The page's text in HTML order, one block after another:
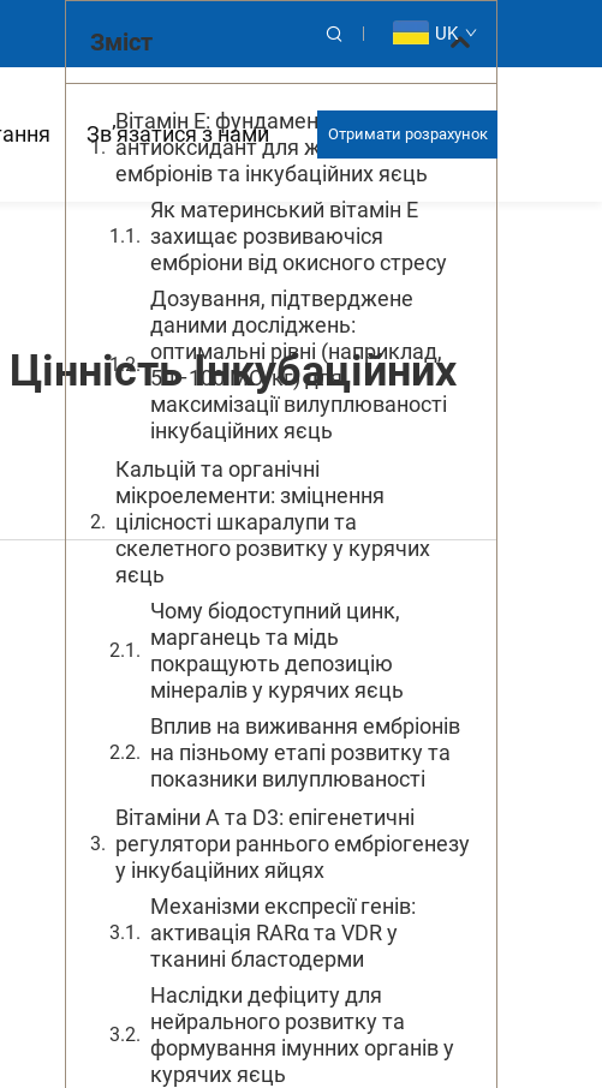
UK
Зв’язатися з нами Отримати розрахунок
Інкубаційних
Зміст
Вітамін E: фундаментальний
антиоксидант для життєздатності
ембріонів та інкубаційних яєць
Як материнський вітамін E
захищає розвиваючіся
ембріони від окисного стресу
Дозування, підтверджене
даними досліджень:
оптимальні рівні (наприклад,
50–100 МО/кг) для
максимізації вилуплюваності
інкубаційних яєць
Кальцій та органічні
мікроелементи: зміцнення
цілісності шкаралупи та
скелетного розвитку у курячих
яєць
Чому біодоступний цинк,
марганець та мідь
покращують депозицію
мінералів у курячих яєць
Вплив на виживання ембріонів
на пізньому етапі розвитку та
показники вилуплюваності
Вітаміни А та D3: епігенетичні
регулятори раннього ембріогенезу
у інкубаційних яйцях
Механізми експресії генів:
активація RARα та VDR у
тканині бластодерми
Наслідки дефіциту для
нейрального розвитку та
формування імунних органів у
курячих яєць